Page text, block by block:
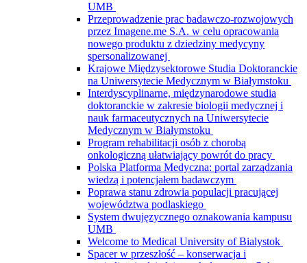
UMB
Przeprowadzenie prac badawczo-rozwojowych
przez Imagene.me S.A. w celu opracowania
nowego produktu z dziedziny medycyny
spersonalizowanej
Krajowe Międzysektorowe Studia Doktoranckie
na Uniwersytecie Medycznym w Białymstoku
Interdyscyplinarne, międzynarodowe studia
doktoranckie w zakresie biologii medycznej i
nauk farmaceutycznych na Uniwersytecie
Medycznym w Białymstoku
Program rehabilitacji osób z chorobą
onkologiczną ułatwiający powrót do pracy
Polska Platforma Medyczna: portal zarządzania
wiedzą i potencjałem badawczym
Poprawa stanu zdrowia populacji pracującej
województwa podlaskiego
System dwujęzycznego oznakowania kampusu
UMB
Welcome to Medical University of Bialystok
Spacer w przeszłość – konserwacja i